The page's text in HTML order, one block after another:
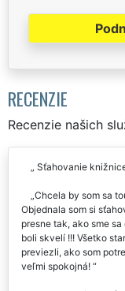
RECENZIE
Recenzie našich
Sťahovanie
Chcela by som sa
Objednala som si
presne tak, ako sme
boli skvelí !!! Všetko
previezli, ako som
veľmi spokojná!